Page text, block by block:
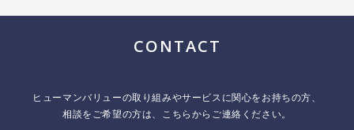
CONTACT
ヒューマンバリューの取り組みやサービスに関心をお持ちの方、
相談をご希望の方は、こちらからご連絡ください。